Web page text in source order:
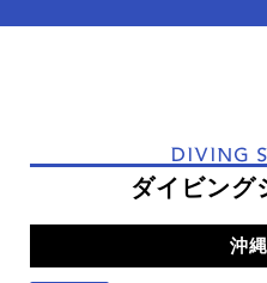
DIVING
ダイビング
沖